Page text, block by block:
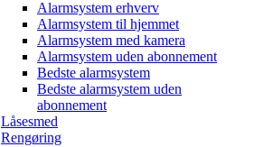
Alarmsystem erhverv
Alarmsystem til hjemmet
Alarmsystem med kamera
Alarmsystem uden abonnement
Bedste alarmsystem
Bedste alarmsystem uden
abonnement
Låsesmed
Rengøring